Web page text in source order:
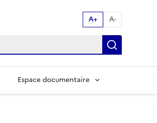
A+ A-
clés:
Espace documentaire